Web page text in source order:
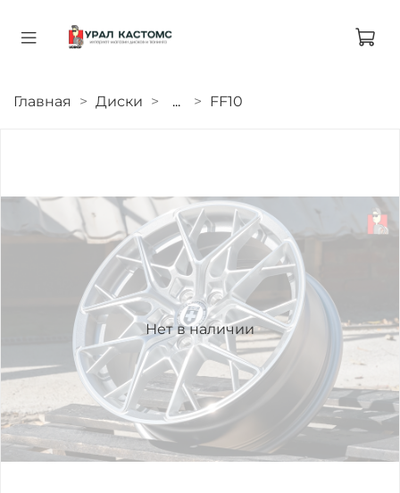
Главная Диски ... FF10
Нет в наличии